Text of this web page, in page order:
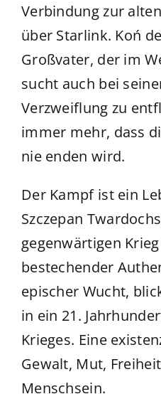
Verbindung zur
über Starlink. Koń
Großvater, der im
sucht auch bei
Verzweiflung zu
immer mehr, dass
nie enden wird.
Der Kampf ist ein
Szczepan
gegenwärtigen
bestechender
epischer Wucht,
in ein 21.
Krieges. Eine
Gewalt, Mut,
Menschsein.